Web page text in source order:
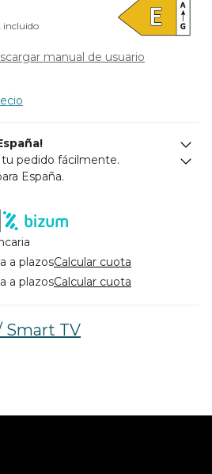
incluido
manual de usuario
pedido fácilmente.
España.
a plazosCalcular cuota
a plazosCalcular cuota
Smart TV